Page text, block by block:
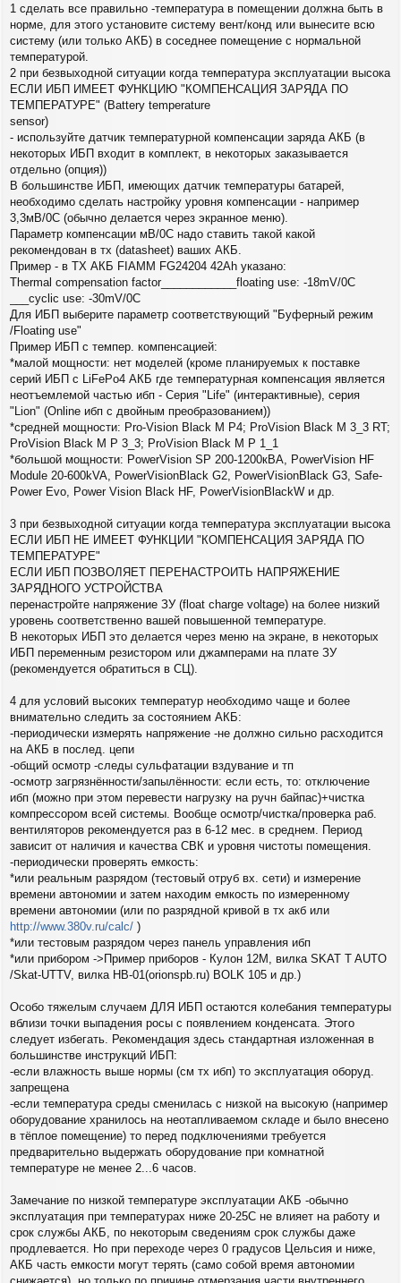
1 сделать все правильно -температура в помещении должна быть в
норме, для этого установите систему вент/конд или вынесите всю
систему (или только АКБ) в соседнее помещение с нормальной
температурой.
2 при безвыходной ситуации когда температура эксплуатации высока
ЕСЛИ ИБП ИМЕЕТ ФУНКЦИЮ "КОМПЕНСАЦИЯ ЗАРЯДА ПО
ТЕМПЕРАТУРЕ" (Battery temperature
sensor)
- используйте датчик температурной компенсации заряда АКБ (в
некоторых ИБП входит в комплект, в некоторых заказывается
отдельно (опция))
В большинстве ИБП, имеющих датчик температуры батарей,
необходимо сделать настройку уровня компенсации - например
3,3мВ/0С (обычно делается через экранное меню).
Параметр компенсации мВ/0С надо ставить такой какой
рекомендован в тх (datasheet) ваших АКБ.
Пример - в ТХ АКБ FIAMM FG24204 42Ah указано:
Thermal compensation factor____________floating use: -18mV/0C
___cyclic use: -30mV/0C
Для ИБП выберите параметр соответствующий "Буферный режим
/Floating use"
Пример ИБП с темпер. компенсацией:
*малой мощности: нет моделей (кроме планируемых к поставке
серий ИБП с LiFePo4 АКБ где температурная компенсация является
неотъемлемой частью ибп - Серия "Life" (интерактивные), cерия
"Lion" (Online ибп с двойным преобразованием))
*средней мощности: Pro-Vision Black M P4; ProVision Black M 3_3 RT;
ProVision Black M P 3_3; ProVision Black M P 1_1
*большой мощности: PowerVision SP 200-1200кВА, PowerVision HF
Module 20-600kVA, PowerVisionBlack G2, PowerVisionBlack G3, Safe-
Power Evo, Power Vision Black HF, PowerVisionBlackW и др.
3 при безвыходной ситуации когда температура эксплуатации высока
ЕСЛИ ИБП НЕ ИМЕЕТ ФУНКЦИИ "КОМПЕНСАЦИЯ ЗАРЯДА ПО
ТЕМПЕРАТУРЕ"
ЕСЛИ ИБП ПОЗВОЛЯЕТ ПЕРЕНАСТРОИТЬ НАПРЯЖЕНИЕ
ЗАРЯДНОГО УСТРОЙСТВА
перенастройте напряжение ЗУ (float charge voltage) на более низкий
уровень соответственно вашей повышенной температуре.
В некоторых ИБП это делается через меню на экране, в некоторых
ИБП переменным резистором или джамперами на плате ЗУ
(рекомендуется обратиться в СЦ).
4 для условий высоких температур необходимо чаще и более
внимательно следить за состоянием АКБ:
-периодически измерять напряжение -не должно сильно расходится
на АКБ в послед. цепи
-общий осмотр -следы сульфатации вздувание и тп
-осмотр загрязнённости/запылённости: если есть, то: отключение
ибп (можно при этом перевести нагрузку на ручн байпас)+чистка
компрессором всей системы. Вообще осмотр/чистка/проверка раб.
вентиляторов рекомендуется раз в 6-12 мес. в среднем. Период
зависит от наличия и качества СВК и уровня чистоты помещения.
-периодически проверять емкость:
*или реальным разрядом (тестовый отруб вх. сети) и измерение
времени автономии и затем находим емкость по измеренному
времени автономии (или по разрядной кривой в тх акб или
http://www.380v.ru/calc/ )
*или тестовым разрядом через панель управления ибп
*или прибором ->Пример приборов - Кулон 12М, вилка SKAT T AUTO
/Skat-UTTV, вилка НВ-01(orionspb.ru) BOLK 105 и др.)
Особо тяжелым случаем ДЛЯ ИБП остаются колебания температуры
вблизи точки выпадения росы с появлением конденсата. Этого
следует избегать. Рекомендация здесь стандартная изложенная в
большинстве инструкций ИБП:
-если влажность выше нормы (см тх ибп) то эксплуатация оборуд.
запрещена
-если температура среды сменилась с низкой на высокую (например
оборудование хранилось на неотапливаемом складе и было внесено
в тёплое помещение) то перед подключениями требуется
предварительно выдержать оборудование при комнатной
температуре не менее 2...6 часов.
Замечание по низкой температуре эксплуатации АКБ -обычно
эксплуатация при температурах ниже 20-25С не влияет на работу и
срок службы АКБ, по некоторым сведениям срок службы даже
продлевается. Но при переходе через 0 градусов Цельсия и ниже,
АКБ часть емкости могут терять (само собой время автономии